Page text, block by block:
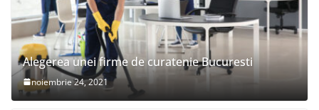
Alegerea unei firme de curatenie Bucuresti
noiembrie 24, 2021